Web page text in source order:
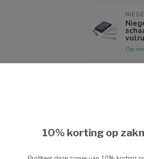
Op
10% korting op